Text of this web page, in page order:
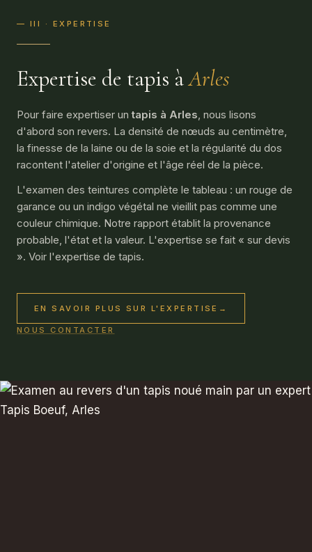
— III · EXPERTISE
Expertise de tapis àArles
Pour faire expertiser untapis à Arles, nous lisons
d'abord son revers. La densité de nœuds au centimètre,
la finesse de la laine ou de la soie et la régularité du dos
racontent l'atelier d'origine et l'âge réel de la pièce.
L'examen des teintures complète le tableau : un rouge de
garance ou un indigo végétal ne vieillit pas comme une
couleur chimique. Notre rapport établit la provenance
probable, l'état et la valeur. L'expertise se fait « sur devis
». Voir l'expertise de tapis.
EN SAVOIR PLUS SUR L'EXPERTISE →
NOUS CONTACTER